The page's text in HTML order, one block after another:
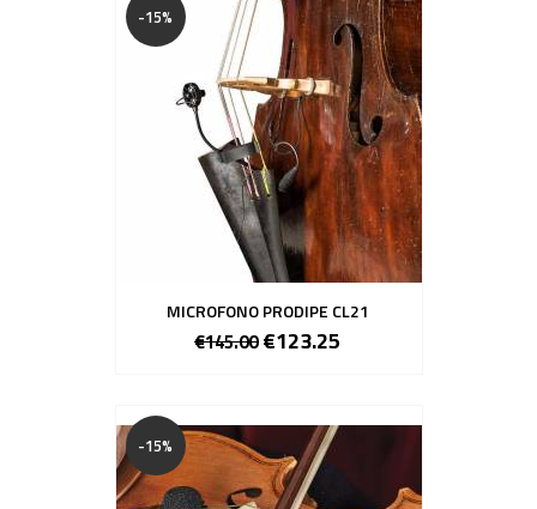
MICROFONO PRODIPE CL21
€145.00 €123.25
-15%
-15%